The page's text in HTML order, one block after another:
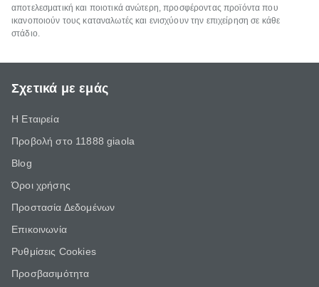
αποτελεσματική και ποιοτικά ανώτερη, προσφέροντας προϊόντα που
ικανοποιούν τους καταναλωτές και ενισχύουν την επιχείρηση σε κάθε
στάδιο.
Σχετικά με εμάς
Η Εταιρεία
Προβολή στο 11888 giaola
Blog
Όροι χρήσης
Προστασία Δεδομένων
Επικοινωνία
Ρυθμίσεις Cookies
Προσβασιμότητα